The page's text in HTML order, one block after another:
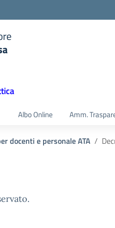
Albo Online Amm.
docenti e personale ATA